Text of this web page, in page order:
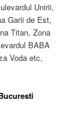
Unirii,
Garii de Est,
Titan, Zona
BABA
Voda etc,